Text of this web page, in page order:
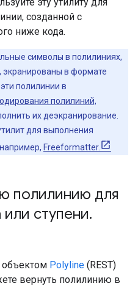
созданной с
ниже кода.
символы в полилиниях,
экранированы в формате
полилинии в
полилиний,
их деэкранирование.
для выполнения
Freeformatter.
полилинию для
или ступени.
объектом Polyline (REST) ​​
вернуть полилинию в